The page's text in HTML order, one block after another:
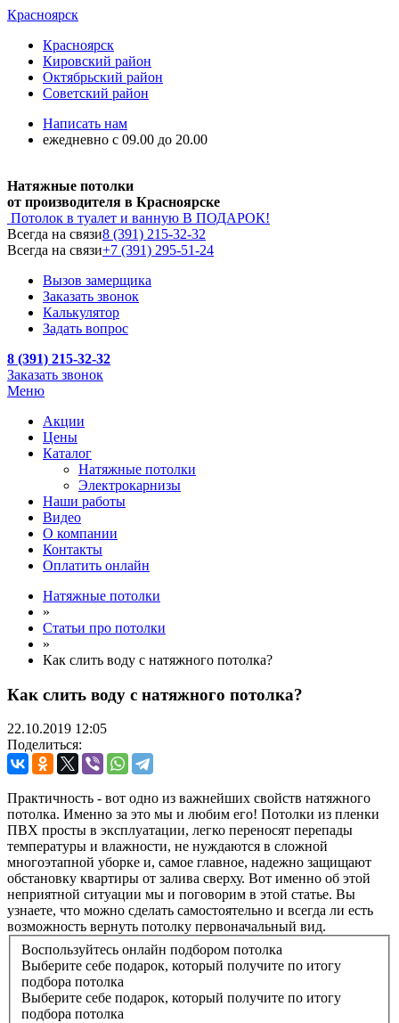
Красноярск
Красноярск
Кировский район
Октябрьский район
Советский район
Написать нам
ежедневно с 09.00 до 20.00
Натяжные потолки
от производителя в Красноярске
Потолок в туалет и ванную В ПОДАРОК!
Всегда на связи8 (391) 215-32-32
Всегда на связи+7 (391) 295-51-24
Вызов замерщика
Заказать звонок
Калькулятор
Задать вопрос
8 (391) 215-32-32
Заказать звонок
Меню
Акции
Цены
Каталог
Натяжные потолки
Электрокарнизы
Наши работы
Видео
О компании
Контакты
Оплатить онлайн
Натяжные потолки
»
Статьи про потолки
»
Как слить воду с натяжного потолка?
Как слить воду с натяжного потолка?
22.10.2019 12:05
Поделиться:
Практичность - вот одно из важнейших свойств натяжного
потолка. Именно за это мы и любим его! Потолки из пленки
ПВХ просты в эксплуатации, легко переносят перепады
температуры и влажности, не нуждаются в сложной
многоэтапной уборке и, самое главное, надежно защищают
обстановку квартиры от залива сверху. Вот именно об этой
неприятной ситуации мы и поговорим в этой статье. Вы
узнаете, что можно сделать самостоятельно и всегда ли есть
возможность вернуть потолку первоначальный вид.
Воспользуйтесь онлайн подбором потолка
Выберите себе подарок, который получите по итогу
подбора потолка
Выберите себе подарок, который получите по итогу
подбора потолка